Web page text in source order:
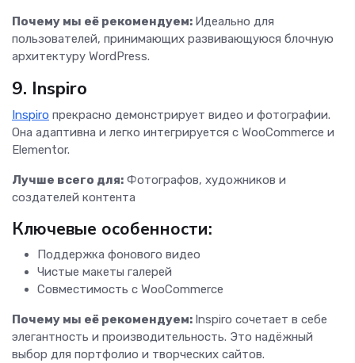
Почему мы её рекомендуем: Идеально для
пользователей, принимающих развивающуюся блочную
архитектуру WordPress.
9. Inspiro
Inspiro прекрасно демонстрирует видео и фотографии.
Она адаптивна и легко интегрируется с WooCommerce и
Elementor.
Лучше всего для: Фотографов, художников и
создателей контента
Ключевые особенности:
Поддержка фонового видео
Чистые макеты галерей
Совместимость с WooCommerce
Почему мы её рекомендуем: Inspiro сочетает в себе
элегантность и производительность. Это надёжный
выбор для портфолио и творческих сайтов.